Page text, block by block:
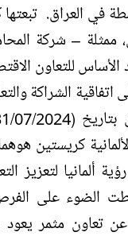
في العراق.
– شركة
للتعاون
اتفاقية الشراكة
كريستين
ألمانيا لتعزيز
الضوء على
تعاون مثمر يعود